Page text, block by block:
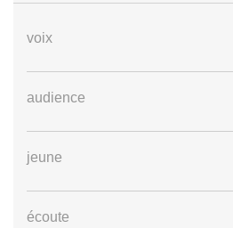
voix
audience
jeune
écoute